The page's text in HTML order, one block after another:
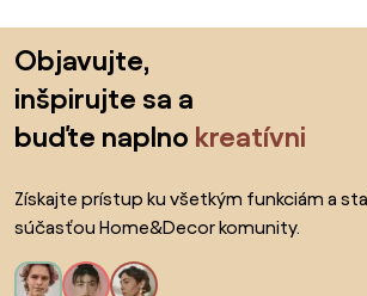
Objavujte,
inšpirujte sa a
buďte naplno kreatívni
Získajte prístup ku všetkým funkciám a
súčasťou Home&Decor komunity.